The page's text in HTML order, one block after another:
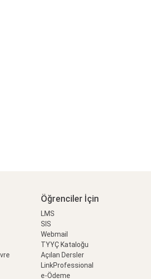
Öğrenciler İçin
LMS
SIS
Webmail
TYYÇ Kataloğu
Açılan Dersler
LinkProfessional
e-Ödeme